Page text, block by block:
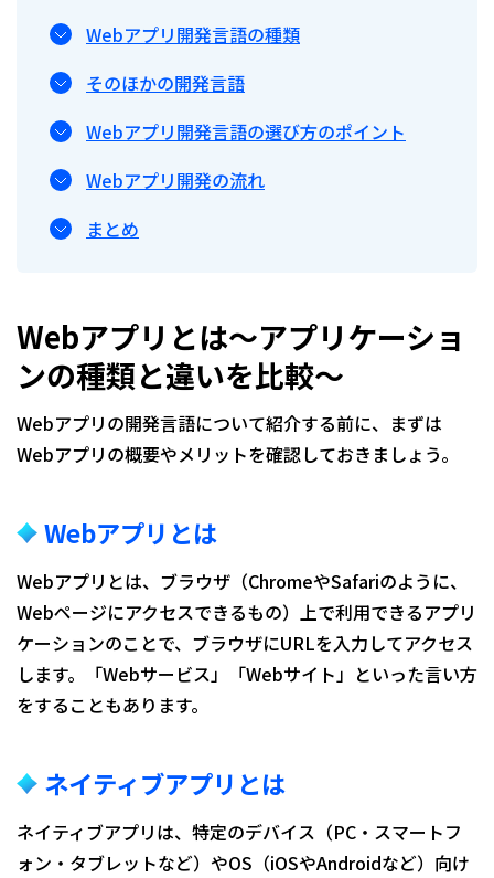
Webアプリ開発言語の種類
そのほかの開発言語
Webアプリ開発言語の選び方のポイント
Webアプリ開発の流れ
まとめ
Webアプリとは〜アプリケーショ
ンの種類と違いを比較〜
Webアプリの開発言語について紹介する前に、まずは
Webアプリの概要やメリットを確認しておきましょう。
Webアプリとは
Webアプリとは、ブラウザ（ChromeやSafariのように、
Webページにアクセスできるもの）上で利用できるアプリ
ケーションのことで、ブラウザにURLを入力してアクセス
します。「Webサービス」「Webサイト」といった言い方
をすることもあります。
ネイティブアプリとは
ネイティブアプリは、特定のデバイス（PC・スマートフ
ォン・タブレットなど）やOS（iOSやAndroidなど）向け